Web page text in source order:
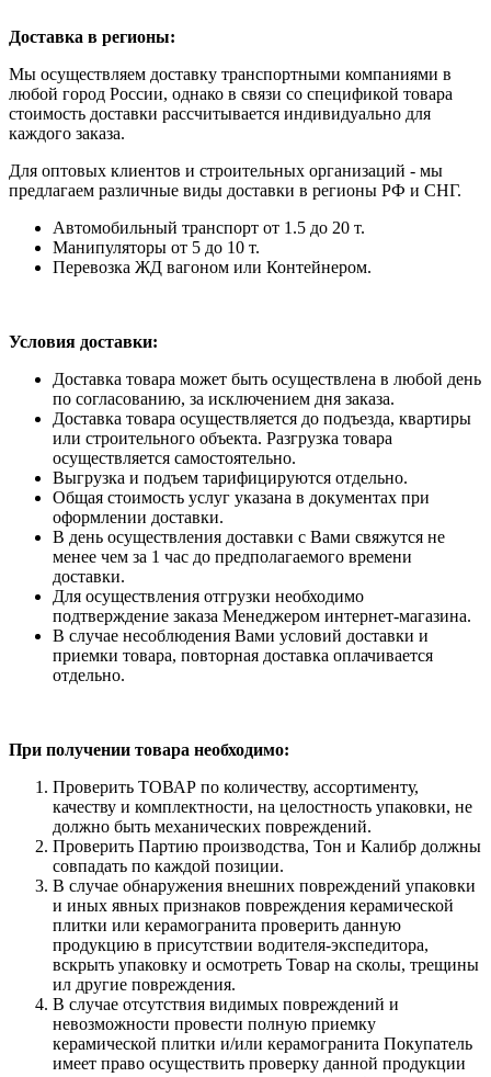
Доставка в регионы:
Мы осуществляем доставку транспортными компаниями в
любой город России, однако в связи со спецификой товара
стоимость доставки рассчитывается индивидуально для
каждого заказа.
Для оптовых клиентов и строительных организаций - мы
предлагаем различные виды доставки в регионы РФ и СНГ.
Автомобильный транспорт от 1.5 до 20 т.
Манипуляторы от 5 до 10 т.
Перевозка ЖД вагоном или Контейнером.
Условия доставки:
Доставка товара может быть осуществлена в любой день
по согласованию, за исключением дня заказа.
Доставка товара осуществляется до подъезда, квартиры
или строительного объекта. Разгрузка товара
осуществляется самостоятельно.
Выгрузка и подъем тарифицируются отдельно.
Общая стоимость услуг указана в документах при
оформлении доставки.
В день осуществления доставки с Вами свяжутся не
менее чем за 1 час до предполагаемого времени
доставки.
Для осуществления отгрузки необходимо
подтверждение заказа Менеджером интернет-магазина.
В случае несоблюдения Вами условий доставки и
приемки товара, повторная доставка оплачивается
отдельно.
При получении товара необходимо:
Проверить ТОВАР по количеству, ассортименту,
качеству и комплектности, на целостность упаковки, не
должно быть механических повреждений.
Проверить Партию производства, Тон и Калибр должны
совпадать по каждой позиции.
В случае обнаружения внешних повреждений упаковки
и иных явных признаков повреждения керамической
плитки или керамогранита проверить данную
продукцию в присутствии водителя-экспедитора,
вскрыть упаковку и осмотреть Товар на сколы, трещины
ил другие повреждения.
В случае отсутствия видимых повреждений и
невозможности провести полную приемку
керамической плитки и/или керамогранита Покупатель
имеет право осуществить проверку данной продукции